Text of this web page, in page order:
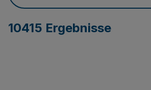
10415 Ergebnisse